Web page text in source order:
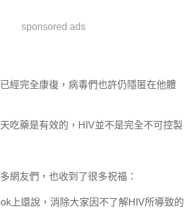
sponsored ads
經完全康復，病毒們也許仍隱匿在他體
吃藥是有效的，HIV並不是完全不可控製
網友們，也收到了很多祝福：
上還說，消除大家因不了解HIV所導致的